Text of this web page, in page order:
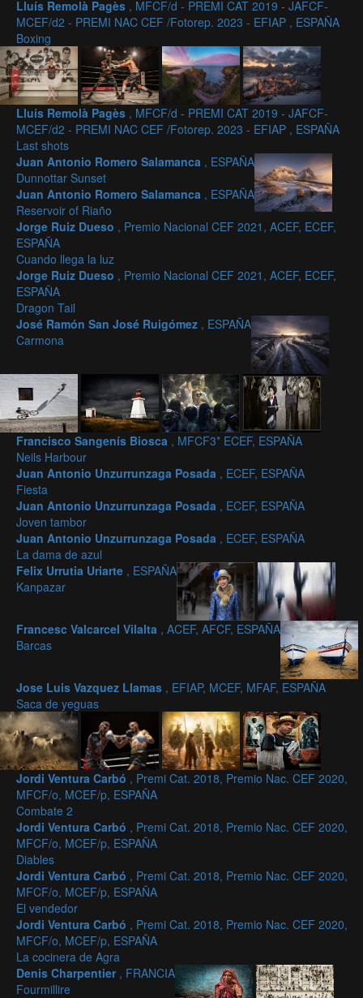
Lluís Remolà Pagès , MFCF/d - PREMI CAT 2019 - JAFCF-
MCEF/d2 - PREMI NAC CEF /Fotorep. 2023 - EFIAP , ESPAÑA
Boxing
Lluís Remolà Pagès , MFCF/d - PREMI CAT 2019 - JAFCF-
MCEF/d2 - PREMI NAC CEF /Fotorep. 2023 - EFIAP , ESPAÑA
Last shots
Juan Antonio Romero Salamanca , ESPAÑA
Dunnottar Sunset
Juan Antonio Romero Salamanca , ESPAÑA
Reservoir of Riaño
Jorge Ruiz Dueso , Premio Nacional CEF 2021, ACEF, ECEF,
ESPAÑA
Cuando llega la luz
Jorge Ruiz Dueso , Premio Nacional CEF 2021, ACEF, ECEF,
ESPAÑA
Dragon Tail
José Ramón San José Ruigómez , ESPAÑA
Carmona
Francisco Sangenís Biosca , MFCF3* ECEF, ESPAÑA
Neils Harbour
Juan Antonio Unzurrunzaga Posada , ECEF, ESPAÑA
Fiesta
Juan Antonio Unzurrunzaga Posada , ECEF, ESPAÑA
Joven tambor
Juan Antonio Unzurrunzaga Posada , ECEF, ESPAÑA
La dama de azul
Felix Urrutia Uriarte , ESPAÑA
Kanpazar
Francesc Valcarcel Vilalta , ACEF, AFCF, ESPAÑA
Barcas
Jose Luis Vazquez Llamas , EFIAP, MCEF, MFAF, ESPAÑA
Saca de yeguas
Jordi Ventura Carbó , Premi Cat. 2018, Premio Nac. CEF 2020,
MFCF/o, MCEF/p, ESPAÑA
Combate 2
Jordi Ventura Carbó , Premi Cat. 2018, Premio Nac. CEF 2020,
MFCF/o, MCEF/p, ESPAÑA
Diables
Jordi Ventura Carbó , Premi Cat. 2018, Premio Nac. CEF 2020,
MFCF/o, MCEF/p, ESPAÑA
El vendedor
Jordi Ventura Carbó , Premi Cat. 2018, Premio Nac. CEF 2020,
MFCF/o, MCEF/p, ESPAÑA
La cocinera de Agra
Denis Charpentier , FRANCIA
Fourmillire